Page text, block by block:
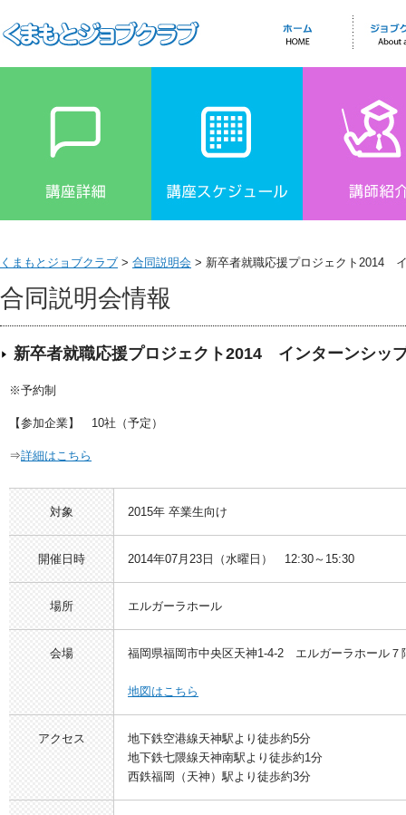
くまもとジョブクラブ > 合同説明会 > 新卒者就職応援プロジェクト2014
合同説明会情報
新卒者就職応援プロジェクト2014 インターンシッ
※予約制
【参加企業】 10社（予定）
⇒詳細はこちら
対象 2015年 卒業生向け
開催日時 2014年07月23日（水曜日） 12:30～15:30
場所 エルガーラホール
会場 福岡県福岡市中央区天神1-4-2 エルガーラホール
地図はこちら
アクセス
地下鉄空港線天神駅より徒歩約5分
地下鉄七隈線天神南駅より徒歩約1分
西鉄福岡（天神）駅より徒歩約3分